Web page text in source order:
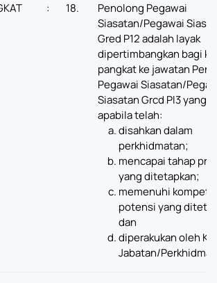
: 18.
Penolong Pegawai
Siasatan/Pegawai
Gred P12 adalah layak
dipertimbangkan bagi
pangkat ke jawatan
Pegawai Siasatan/
Siasatan Grcd Pl3 yang
apabila telah:
disahkan dalam
perkhidmatan;
mencapai tahap
yang ditetapkan;
memenuhi
potensi yang
dan
diperakukan oleh
Jabatan/